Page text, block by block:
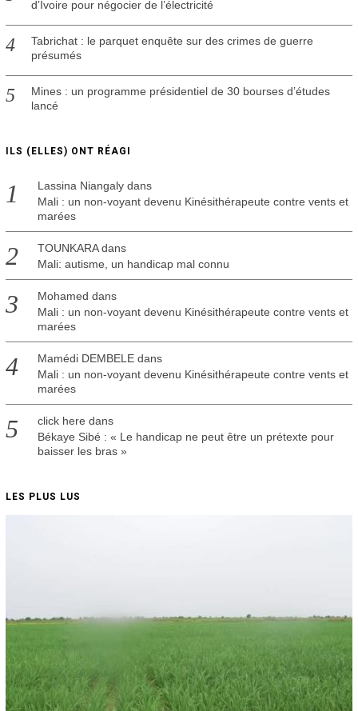
d’Ivoire pour négocier de l’électricité
Tabrichat : le parquet enquête sur des crimes de guerre
présumés
Mines : un programme présidentiel de 30 bourses d’études
lancé
ILS (ELLES) ONT RÉAGI
Lassina Niangalydans
Mali : un non-voyant devenu Kinésithérapeute contre vents et
marées
TOUNKARAdans
Mali: autisme, un handicap mal connu
Mohamed dans
Mali : un non-voyant devenu Kinésithérapeute contre vents et
marées
Mamédi DEMBELEdans
Mali : un non-voyant devenu Kinésithérapeute contre vents et
marées
click here dans
Békaye Sibé : « Le handicap ne peut être un prétexte pour
baisser les bras »
LES PLUS LUS